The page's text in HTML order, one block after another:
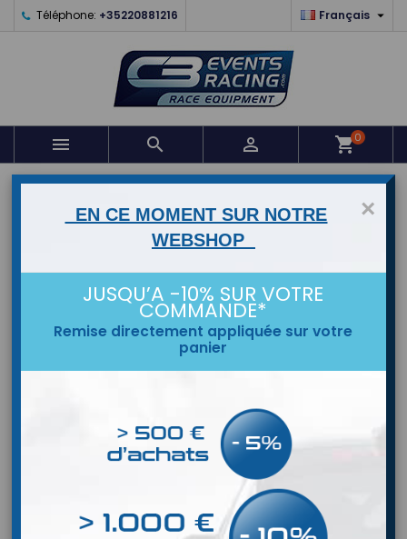
Téléphone: +35220881216 Français 
   shopping_cart0
ACCUEIL
×
EN CE MOMENT SUR NOTRE
WEBSHOP
JUSQU’A -10% SUR VOTRE
COMMANDE*
Remise directement appliquée sur votre
panier